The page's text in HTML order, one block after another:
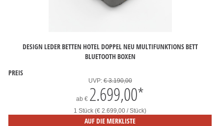
DESIGN LEDER BETTEN HOTEL DOPPEL NEU MULTIFUNKTIONS BETT
BLUETOOTH BOXEN
PREIS
UVP:€ 3.190,00
ab € 2.699,00*
1 Stück (€ 2.699,00 / Stück)
AUF DIE MERKLISTE